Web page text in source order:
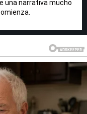
una narrativa mucho